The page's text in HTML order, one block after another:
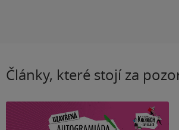
Články, které stojí za